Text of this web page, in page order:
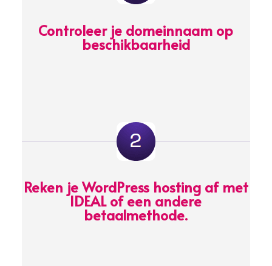
Controleer je domeinnaam op
beschikbaarheid
Reken je WordPress hosting af met
IDEAL of een andere
betaalmethode.